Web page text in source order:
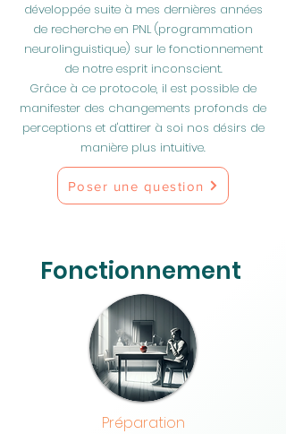
développée suite à mes dernières années
de recherche en PNL (programmation
neurolinguistique) sur le fonctionnement
de notre esprit inconscient.
Grâce à ce protocole, il est possible de
manifester des changements profonds de
perceptions et d'attirer à soi nos désirs de
manière plus intuitive.
Poser une question
Fonctionnement
Préparation